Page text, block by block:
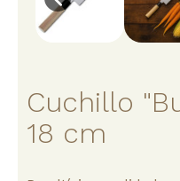
Cuchillo
18 cm